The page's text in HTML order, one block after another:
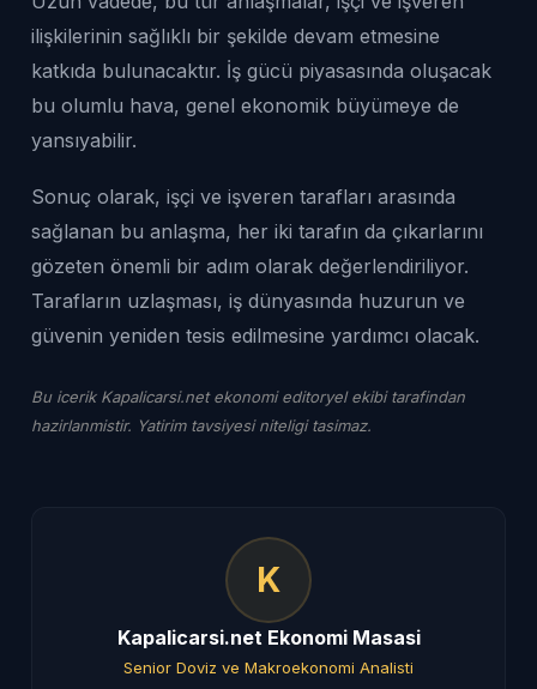
ilişkilerinin sağlıklı bir şekilde devam etmesine
katkıda bulunacaktır. İş gücü piyasasında oluşacak
bu olumlu hava, genel ekonomik büyümeye de
yansıyabilir.
Sonuç olarak, işçi ve işveren tarafları arasında
sağlanan bu anlaşma, her iki tarafın da çıkarlarını
gözeten önemli bir adım olarak değerlendiriliyor.
Tarafların uzlaşması, iş dünyasında huzurun ve
güvenin yeniden tesis edilmesine yardımcı olacak.
Bu icerik Kapalicarsi.net ekonomi editoryel ekibi tarafindan
hazirlanmistir. Yatirim tavsiyesi niteligi tasimaz.
K
Kapalicarsi.net Ekonomi Masasi
Senior Doviz ve Makroekonomi Analisti